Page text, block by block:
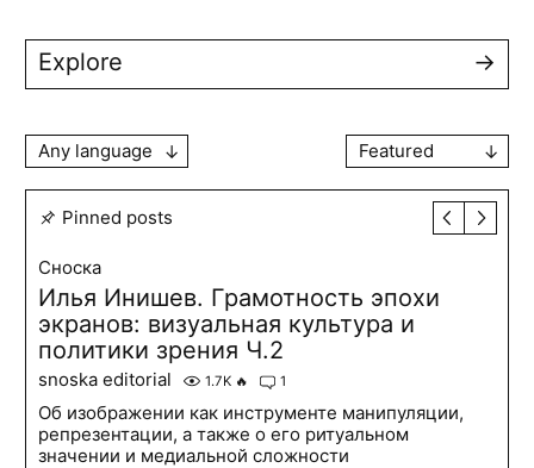
Explore →
Any language Featured
Pinned posts
Сноска
Илья Инишев. Грамотность эпохи
экранов: визуальная культура и
политики зрения Ч.2
snoska editorial 1.7K 🔥 1
Об изображении как инструменте манипуляции,
репрезентации, а также о его ритуальном
значении и медиальной сложности